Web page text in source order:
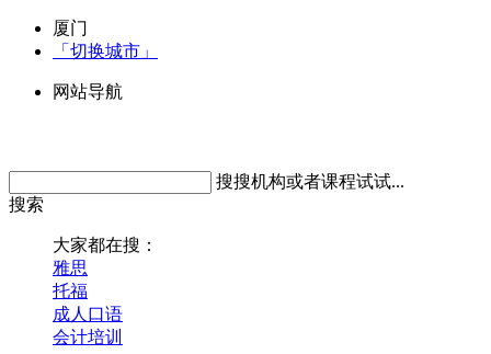
厦门
「切换城市」
网站导航
搜搜机构或者课程试试...
搜索
大家都在搜：
雅思
托福
成人口语
会计培训